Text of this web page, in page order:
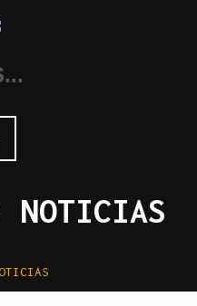
NOTICIAS